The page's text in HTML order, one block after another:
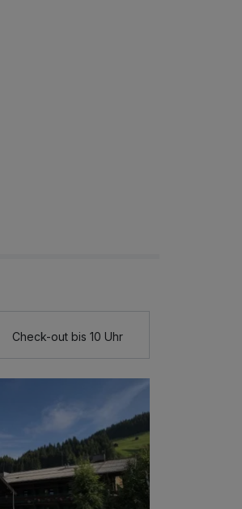
Check-out bis 10 Uhr